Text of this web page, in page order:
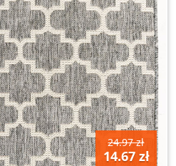
24.97 zł
14.67 zł